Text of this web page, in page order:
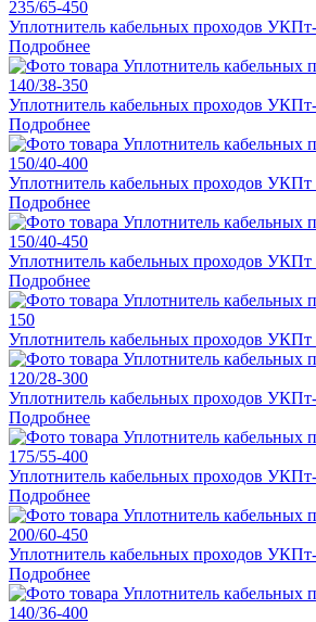
Уплотнитель кабельных проходов
Подробнее
Уплотнитель кабельных проходов
Подробнее
Уплотнитель кабельных проходов УКПт
Подробнее
Уплотнитель кабельных проходов УКПт
Подробнее
Уплотнитель кабельных проходов УКПт
Уплотнитель кабельных проходов
Подробнее
Уплотнитель кабельных проходов
Подробнее
Уплотнитель кабельных проходов
Подробнее